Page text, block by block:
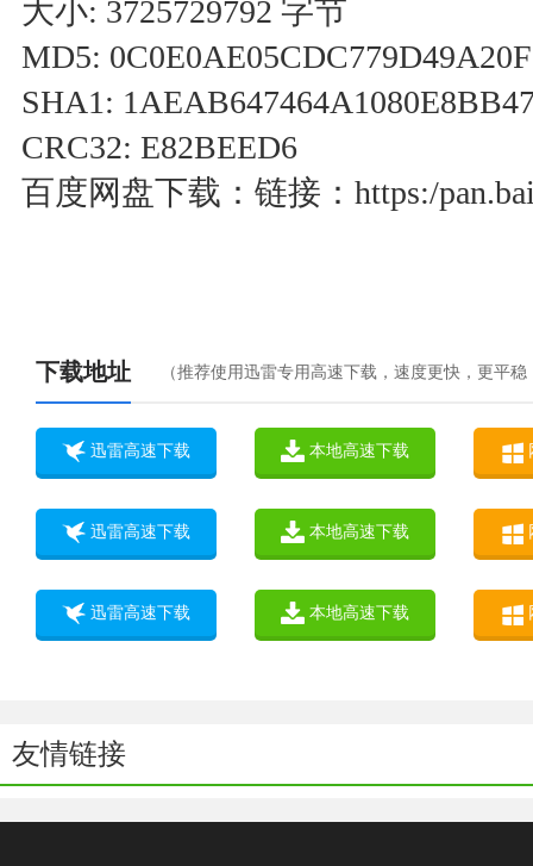
大小: 3725729792 字节
MD5:
SHA1:
CRC32: E82BEED6
百度网盘下载：链接：https:/
下载地址 （推荐使用迅雷专用高速下载，速度更快，更平稳
迅雷高速下载 本地高速下载
迅雷高速下载 本地高速下载
迅雷高速下载 本地高速下载
友情链接